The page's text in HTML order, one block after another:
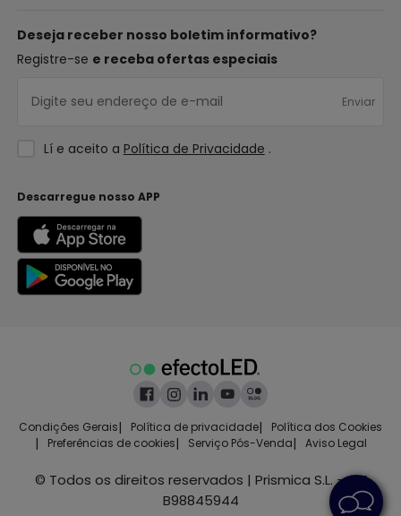
Deseja receber nosso boletim informativo?
Registre-se e receba ofertas especiais
Enviar
Lí e aceito a Política de Privacidade .
Descarregue nosso APP
Condições Gerais| Política de privacidade| Política dos Cookies
| Preferências de cookies| Serviço Pós-Venda| Aviso Legal
© Todos os direitos reservados | Prismica S.L. - CIF
B98845944